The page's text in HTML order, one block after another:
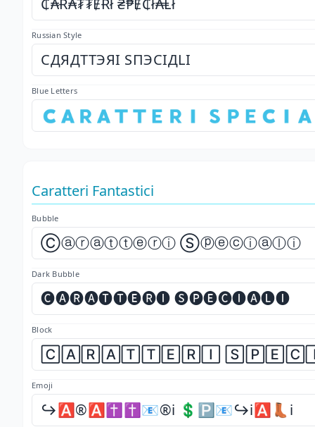
₵₳Ɍ₳₮₮ɆɌł ₴₱Ɇ₵ł₳Ⱡł
Russian Style
СДЯДТТЭЯІ ЅПЭСІДLІ
Blue Letters
🇨​🇦​🇷​🇦​🇹​🇹​🇪​🇷​🇮​
Caratteri Fantastici
Bubble
Ⓒⓐⓡⓐⓣⓣⓔⓡⓘ Ⓢⓟⓔⓒⓘⓐⓛⓘ
Dark Bubble
🅒🅐🅡🅐🅣🅣🅔🅡🅘 🅢🅟🅔🅒🅘🅐🅛🅘
Block
🄲🄰🅁🄰🅃🅃🄴🅁🄸
Emoji
↪️🅰️®️🅰️✝️✝️📧®️ℹ️ 💲🅿️📧↪️ℹ️🅰️👢ℹ️